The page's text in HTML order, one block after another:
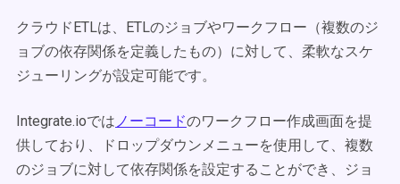
クラウドETLは、ETLのジョブやワークフロー（複数のジ
ョブの依存関係を定義したもの）に対して、柔軟なスケ
ジューリングが設定可能です。
Integrate.ioでは ノーコードのワークフロー作成画面を提
供しており、ドロップダウンメニューを使用して、複数
のジョブに対して依存関係を設定することができ、ジョ